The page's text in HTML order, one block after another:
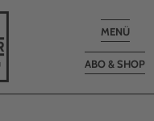
Toggle
MENÜ
ABO & SHOP